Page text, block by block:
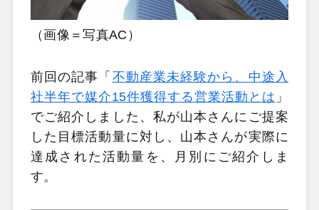
（画像＝写真AC）
前回の記事「 不動産業未経験から、中途入
社半年で媒介15件獲得する営業活動とは 」
でご紹介しました、私が山本さんにご提案
した目標活動量に対し、山本さんが実際に
達成された活動量を、月別にご紹介しま
す。